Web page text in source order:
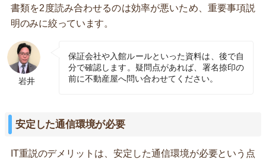
書類を2度読み合わせるのは効率が悪いため、重要事項説
明のみに絞っています。
岩井
保証会社や入館ルールといった資料は、後で自
分で確認します。疑問点があれば、署名捺印の
前に不動産屋へ問い合わせてください。
安定した通信環境が必要
IT重説のデメリットは、安定した通信環境が必要という点